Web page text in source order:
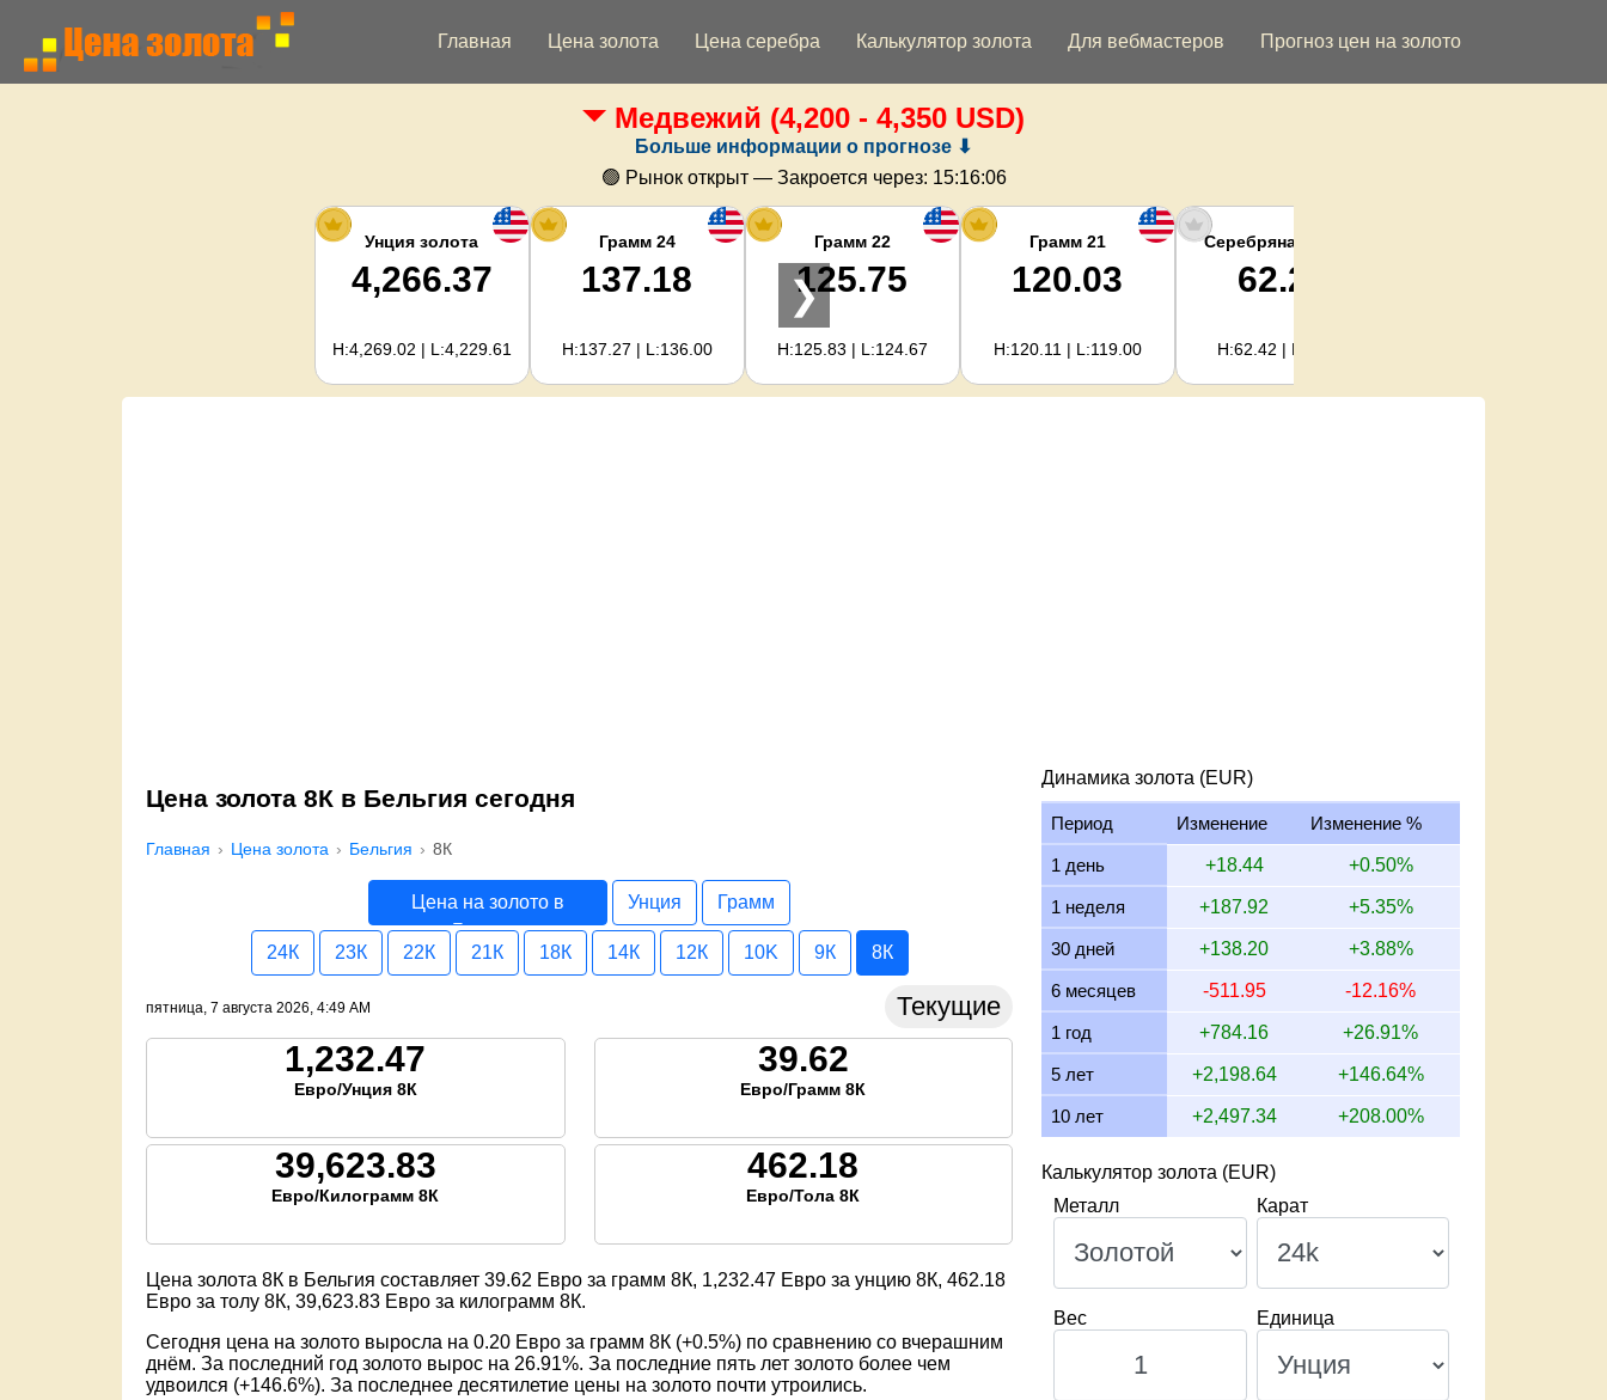
Главная Цена золота Цена серебра Калькулятор золота Для вебмастеров Прогноз цен на золото
Медвежий (4,200 - 4,350 USD)
Больше информации о прогнозе ⬇
🟢 Рынок открыт — Закроется через: 15:16:05
Унция золота
4,266.37
H:4,269.02 | L:4,229.61
Грамм 24
137.18
H:137.27 | L:136.00
Грамм 22
125.75
H:125.83 | L:124.67
Грамм 21
120.03
H:120.11 | L:119.00
Серебряная унция
62.27
H:62.42 | L:61.15
❯
Цена золота 8К в Бельгия сегодня
Главная Цена золота Бельгия 8К
Цена на золото в
Бельгия
Унция Грамм
24К 23К 22К 21К 18К 14К 12К 10K 9К 8К
пятница, 7 августа 2026, 4:49 AM Текущие
1,232.47
Евро/Унция 8К
39.62
Евро/Грамм 8К
39,623.83
Евро/Килограмм 8К
462.18
Евро/Тола 8К
Цена золота 8К в Бельгия составляет 39.62 Евро за грамм 8К, 1,232.47 Евро за унцию 8К, 462.18
Евро за толу 8К, 39,623.83 Евро за килограмм 8К.
Сегодня цена на золото выросла на 0.20 Евро за грамм 8К (+0.5%) по сравнению со вчерашним
днём. За последний год золото вырос на 26.91%. За последние пять лет золото более чем
удвоился (+146.6%). За последнее десятилетие цены на золото почти утроились.
Динамика золота (EUR)
Период Изменение Изменение %
1 день +18.44 +0.50%
1 неделя +187.92 +5.35%
30 дней +138.20 +3.88%
6 месяцев -511.95 -12.16%
1 год +784.16 +26.91%
5 лет +2,198.64 +146.64%
10 лет +2,497.34 +208.00%
Калькулятор золота (EUR)
Металл
Карат
Вес Единица